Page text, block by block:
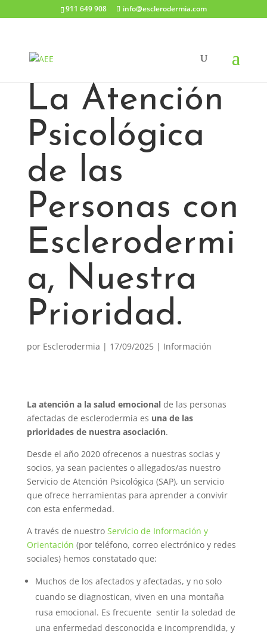
911 649 908 info@esclerodermia.com
La Atención
Psicológica
de las
Personas con
Esclerodermi
a, Nuestra
Prioridad.
por Esclerodermia | 17/09/2025| Información
La atención a la salud emocionalde las personas
afectadas de esclerodermia es una de las
prioridades de nuestra asociación.
Desde el año 2020 ofrecenos a nuestras socias y
socios, ya sean pacientes o allegados/as nuestro
Servicio de Atención Psicológica (SAP), un servicio
que ofrece herramientas para aprender a convivir
con esta enfermedad.
A través de nuestro Servicio de Información y
Orientación (por teléfono, correo electrónico y redes
sociales) hemos constatado que:
Muchos de los afectados y afectadas, y no solo
cuando se diagnostican, viven en una montaña
rusa emocional. Es frecuente sentir la soledad de
una enfermedad desconocida e incomprendida, y